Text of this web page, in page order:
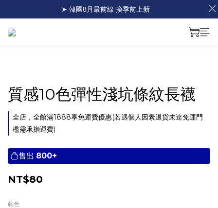
質感10色彈性淺坑條紋長襪
全店，全館滿1888享免運費優惠(若遇個人因素退貨未達免運門
檻需承擔運費)
售出 800+
NT$80
顏色
➤ 韓國8月最前線 換季前上新